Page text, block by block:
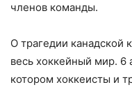
членов команды.
О трагедии канадской
весь хоккейный мир. 6
котором хоккеисты и